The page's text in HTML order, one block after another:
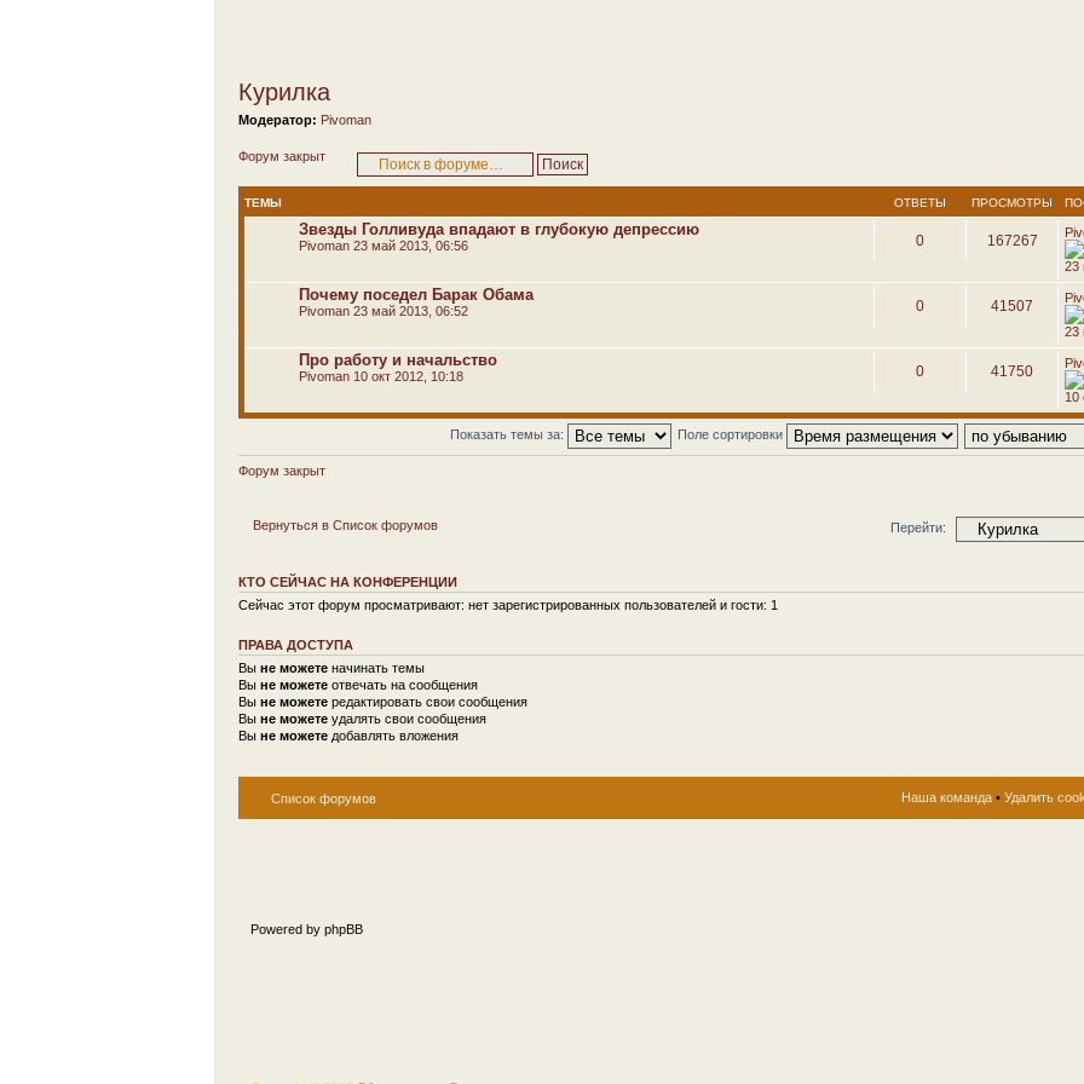
Курилка
Модератор: Pivoman
Форум закрыт
ТЕМЫ ОТВЕТЫ ПРОСМОТРЫ
Звезды Голливуда впадают в глубокую депрессию
Pivoman 23 май 2013, 06:56 0 167267
23
Почему поседел Барак Обама
Pivoman 23 май 2013, 06:52 0 41507
23
Про работу и начальство
Pivoman 10 окт 2012, 10:18 0 41750
10
Показать темы за: Поле сортировки
Форум закрыт
Вернуться в Список форумов Перейти:
КТО СЕЙЧАС НА КОНФЕРЕНЦИИ
Сейчас этот форум просматривают: нет зарегистрированных пользователей и гости: 1
ПРАВА ДОСТУПА
Вы не можете начинать темы
Вы не можете отвечать на сообщения
Вы не можете редактировать свои сообщения
Вы не можете удалять свои сообщения
Вы не можете добавлять вложения
Список форумов Наша команда • Удалить
Powered by phpBB